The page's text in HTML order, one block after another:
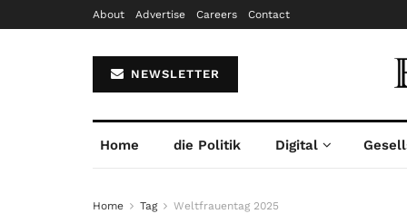
About Advertise Careers Contact
NEWSLETTER
Home die Politik Digital
Home Tag Weltfrauentag 2025